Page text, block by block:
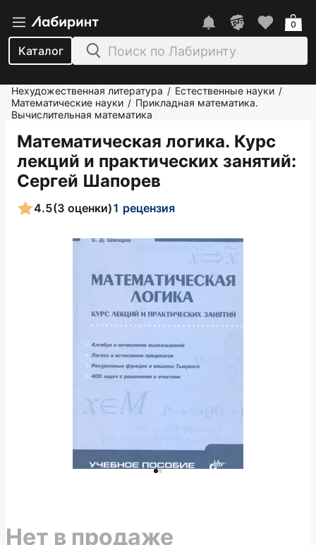
Каталог
0
Нехудожественная литература / Естественные науки /
Математические науки / Прикладная математика.
Вычислительная математика
Математическая логика. Курс
лекций и практических занятий:
Сергей Шапорев
4.5(3 оценки)1 рецензия
Нет в продаже